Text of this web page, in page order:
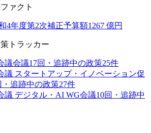
ァクト
4年度第2次補正予算額1267 億円
トラッカー
議会議17回・追跡中の政策25件
議 スタートアップ・イノベーション促
・追跡中の政策27件
議 デジタル・AI WG会議10回・追跡中